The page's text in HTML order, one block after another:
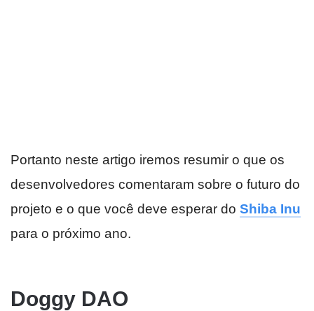
Portanto neste artigo iremos resumir o que os
desenvolvedores comentaram sobre o futuro do
projeto e o que você deve esperar do Shiba Inu
para o próximo ano.
Doggy DAO